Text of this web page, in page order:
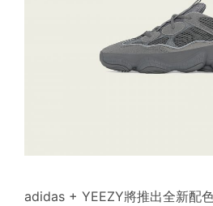
adidas + YEEZY將推出全新配